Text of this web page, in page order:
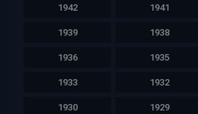
1942 1941
1939 1938
1936 1935
1933 1932
1930 1929